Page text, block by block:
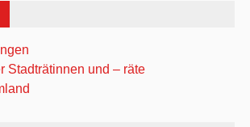
Stadträtinnen und – räte